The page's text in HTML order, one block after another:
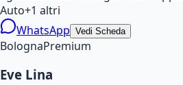
Auto+1 altri
WhatsApp Vedi Scheda
BolognaPremium
Eve Lina